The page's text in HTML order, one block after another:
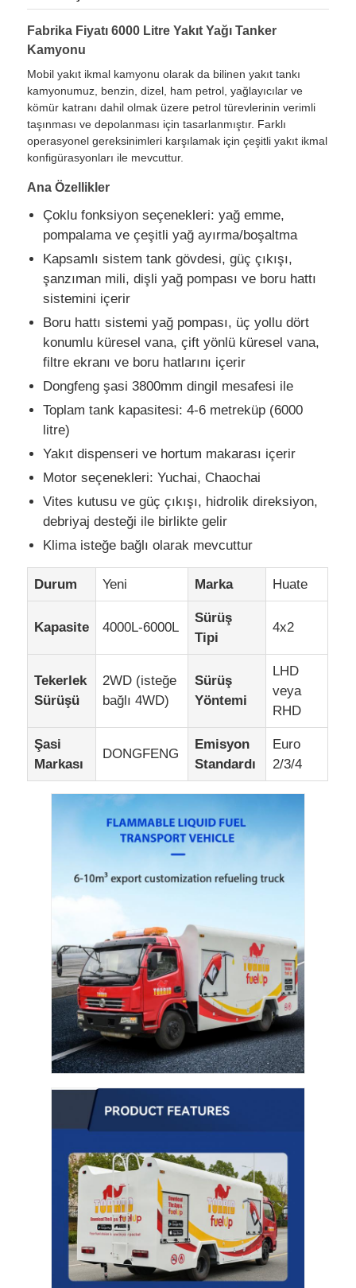
Akaryakıt tanker kamyonu
ISO Tank Konteyneri
Temizlik kamyonu
Soğutmalı Kasalı Kamyon
Kanca kolu çöp kamyonu
Özel Araç Parçası
Temizlik Elektrikli Üçteker
Kargo Kamyonu
Fabrika Fiyatı 6000 Litre Yakıt Yağı Tanker
Kamyonu
Mobil yakıt ikmal kamyonu olarak da bilinen yakıt tankı
kamyonumuz, benzin, dizel, ham petrol, yağlayıcılar ve
kömür katranı dahil olmak üzere petrol türevlerinin verimli
taşınması ve depolanması için tasarlanmıştır. Farklı
operasyonel gereksinimleri karşılamak için çeşitli yakıt ikmal
konfigürasyonları ile mevcuttur.
Ana Özellikler
Çoklu fonksiyon seçenekleri: yağ emme,
pompalama ve çeşitli yağ ayırma/boşaltma
Kapsamlı sistem tank gövdesi, güç çıkışı,
şanzıman mili, dişli yağ pompası ve boru hattı
sistemini içerir
Boru hattı sistemi yağ pompası, üç yollu dört
konumlu küresel vana, çift yönlü küresel vana,
filtre ekranı ve boru hatlarını içerir
Dongfeng şasi 3800mm dingil mesafesi ile
Toplam tank kapasitesi: 4-6 metreküp (6000
litre)
Yakıt dispenseri ve hortum makarası içerir
Motor seçenekleri: Yuchai, Chaochai
Vites kutusu ve güç çıkışı, hidrolik direksiyon,
debriyaj desteği ile birlikte gelir
Klima isteğe bağlı olarak mevcuttur
Durum Yeni Marka Huate
Kapasite 4000L-6000L
Sürüş
Tipi
4x2
Tekerlek
Sürüşü
2WD (isteğe
bağlı 4WD)
Sürüş
Yöntemi
LHD
veya
RHD
Şasi
Markası
DONGFENG
Emisyon
Standardı
Euro
2/3/4